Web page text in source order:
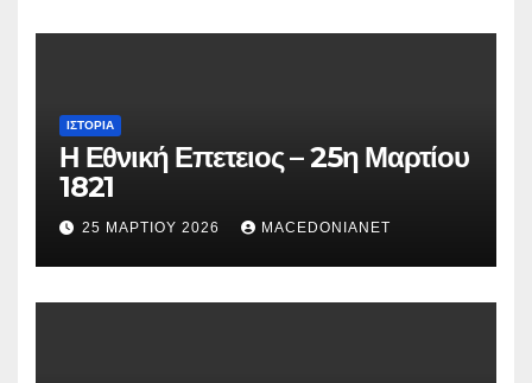
ΙΣΤΟΡΊΑ
Η Εθνική Επετειος – 25η Μαρτίου
1821
25 ΜΑΡΤΊΟΥ 2026 MACEDONIANET